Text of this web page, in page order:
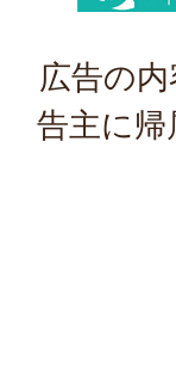
広告の
告主に